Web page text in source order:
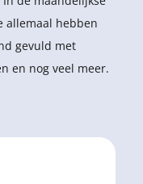
allemaal hebben
gevuld met
en nog veel meer.